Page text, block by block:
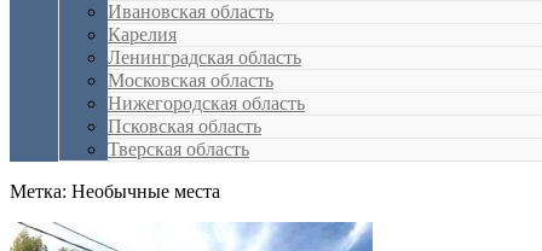
Ивановская область
Карелия
Ленинградская область
Московская область
Нижегородская область
Псковская область
Тверская область
Метка: Необычные места